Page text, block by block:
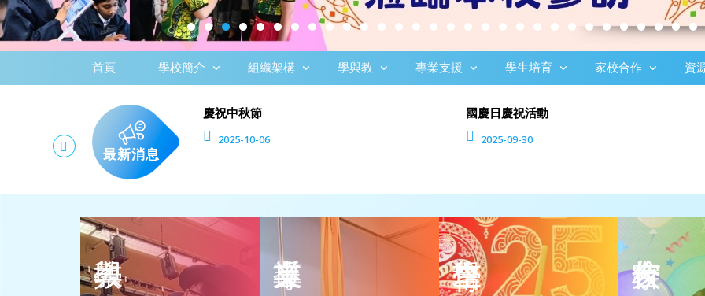
首頁 學校簡介 組織架構 學與教 專業支援 學生培育 家校合作 資
最新消息
慶祝中秋節
2025-10-06
國慶日慶祝活動
2025-09-30
課程概覽 社工組 領袖訓練 委員名單